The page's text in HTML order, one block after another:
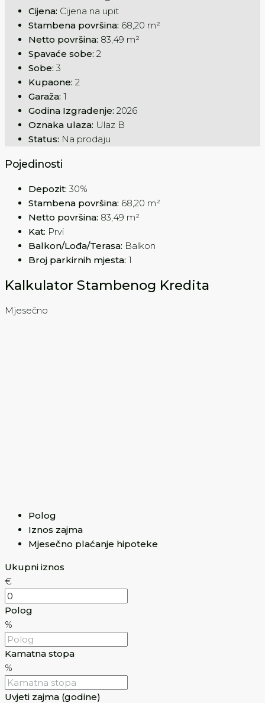
Cijena: Cijena na upit
Stambena površina: 68,20 m²
Netto površina: 83,49 m²
Spavaće sobe: 2
Sobe: 3
Kupaone: 2
Garaža: 1
Godina Izgradenje: 2026
Oznaka ulaza: Ulaz B
Status: Na prodaju
Pojedinosti
Depozit: 30%
Stambena površina: 68,20 m²
Netto površina: 83,49 m²
Kat: Prvi
Balkon/Lođa/Terasa: Balkon
Broj parkirnih mjesta: 1
Kalkulator Stambenog Kredita
Mjesečno
Polog
Iznos zajma
Mjesečno plaćanje hipoteke
Ukupni iznos
€
Polog
%
Kamatna stopa
%
Uvjeti zajma (godine)